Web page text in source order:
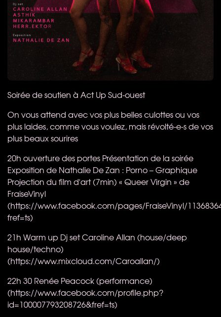
Soirée de soutien à Act Up Sud-ouest​
On vous attend avec vos plus belles culottes ou vos
plus laides, comme vous voulez, mais révolté-e-s de vos
plus beaux sourires
20h ouverture des portes Présentation de la soirée
Exposition de Nathalie De Zan : Porno – Graphique
Projection du film d'art (7min) « Queer Virgin » de
FraiseVinyl
(https://www.facebook.com/pages/FraiseVinyl/
fref=ts)
21h Warm up Dj set Caroline Allan (house/deep
house/techno)
(https://www.mixcloud.com/Caroallan/)
22h 30 Renée Peacock (performance)
(https://www.facebook.com/profile.php?
id=100007793208726&fref=ts)